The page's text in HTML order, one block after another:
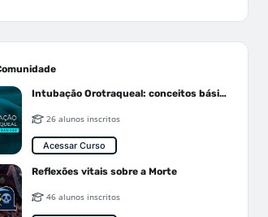
Intubação Orotraqueal: conceitos básicos
26 alunos inscritos
Acessar Curso
Reflexões vitais sobre a Morte
46 alunos inscritos